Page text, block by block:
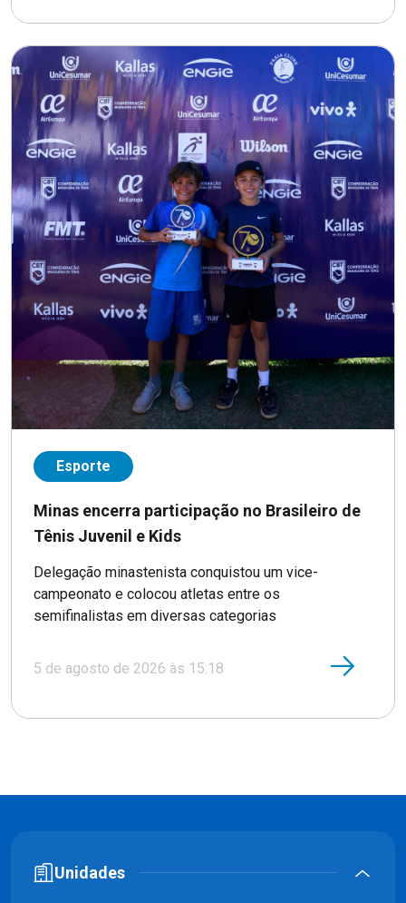
Esporte
Minas encerra participação no Brasileiro de
Tênis Juvenil e Kids
Delegação minastenista conquistou um vice-
campeonato e colocou atletas entre os
semifinalistas em diversas categorias
5 de agosto de 2026 às 15:18
Unidades